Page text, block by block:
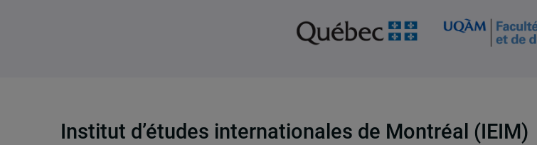
Institut d’études internationales de Montréal (IEIM)